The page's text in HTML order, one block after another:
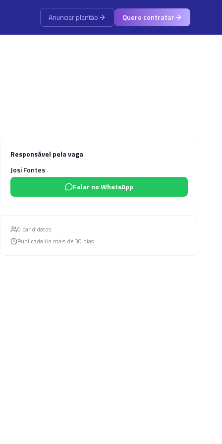
Anunciar plantão Quero contratar
Responsável pela vaga
Josi Fontes
Falar no WhatsApp
0 candidatos
Publicada Ha mais de 30 dias